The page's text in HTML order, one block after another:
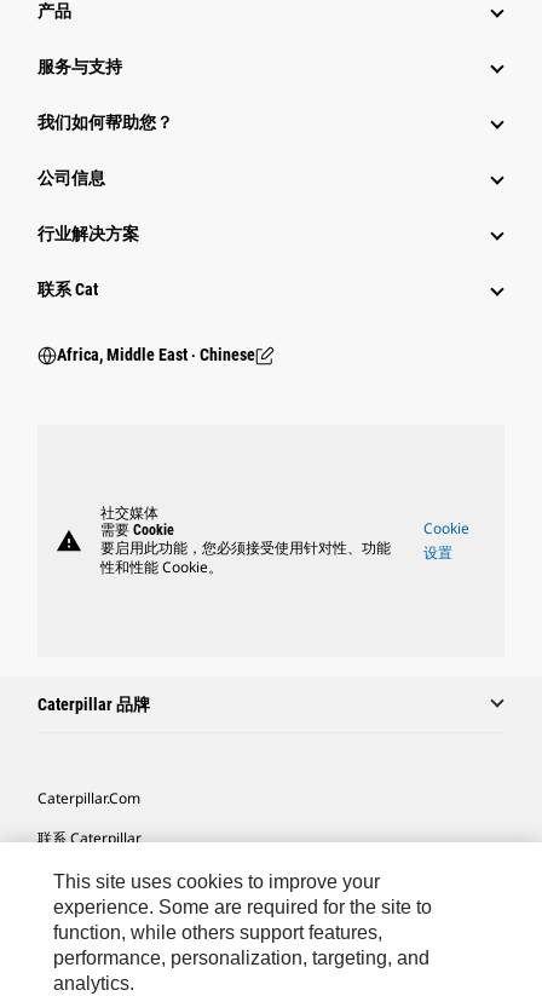
产品
服务与支持
我们如何帮助您？
公司信息
行业解决方案
行业
联系 Cat
Africa, Middle East ‧ Chinese
warning
社交媒体
需要 Cookie
要启用此功能，您必须接受使用针对性、功能
性和性能 Cookie。
Cookie
设置
Caterpillar 品牌
Caterpillar.com
联系 Caterpillar
我的营销首选项
站点地图
Cookie Settings
This site uses cookies to improve your
experience. Some are required for the site to
function, while others support features,
performance, personalization, targeting, and
analytics.